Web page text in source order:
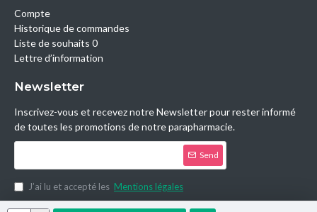
Compte
Historique de commandes
Liste de souhaits 0
Lettre d’information
Newsletter
Inscrivez-vous et recevez notre Newsletter pour rester informé
de toutes les promotions de notre parapharmacie.
Send
J’ai lu et accepté les Mentions légales